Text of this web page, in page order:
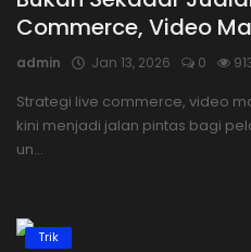
Register
Commerce, Video
admin Jan 13, 2026 0
Strategi live commerce, video
kini menjadi jalan pintas bagi
un...
Trik